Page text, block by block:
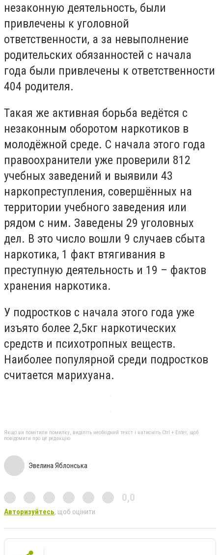
незаконную деятельность, были
привлечены к уголовной
ответственности, а за невыполнение
родительских обязанностей с начала
года были привлечены к ответственности
404 родителя.
Такая же активная борьба ведётся с
незаконным оборотом наркотиков в
молодёжной среде. С начала этого года
правоохранители уже проверили 812
учебных заведений и выявили 43
наркопреступления, совершённых на
территории учебного заведения или
рядом с ним. Заведены 29 уголовных
дел. В это число вошли 9 случаев сбыта
наркотика, 1 факт втягивания в
преступную деятельность и 19 – фактов
хранения наркотика.
У подростков с начала этого года уже
изъято более 2,5кг наркотических
средств и психотропных веществ.
Наиболее популярной среди подростков
считается марихуана.
Якщо ви помітили помилку, виділіть необхідний текст і натисніть Ctrl + Enter, щоб
повідомити про це редакцію
Эвелина Яблонська
0,0
Авторизуйтесь, щоб оцінити